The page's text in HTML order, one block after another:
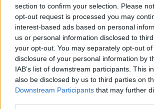
section to confirm your selection. Please
opt-out request is processed you may
interest-based ads based on personal
us or personal information disclosed to
your opt-out. You may separately opt-out
disclosure of your personal information by
IAB’s list of downstream participants. This
also be disclosed by us to third parties on
Downstream Participants that may further
Biographie
Albums & Chansons
Téléchargements
Photos
Corrections & commentaires
Dire «merci» pour cette traduction